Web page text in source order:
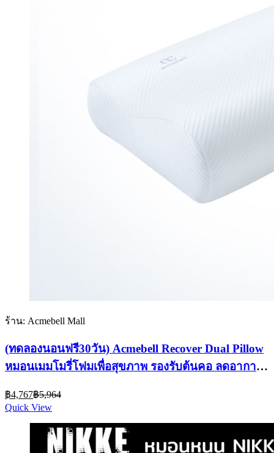
ร้าน: Acmebell Mall
(ทดลองนอนฟรี30วัน) Acmebell Recover Dual Pillow
หมอนเมมโมรี่โฟมเพื่อสุขภาพ รองรับต้นคอ ลดอาการ
฿4,767Current
price
is:
฿4,767.
฿5,964
฿5,964.
Quick View